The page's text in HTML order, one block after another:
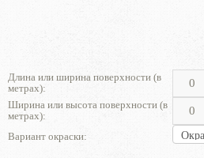
Длина или ширина поверхности (в
метрах):
Ширина или высота поверхности (в
метрах):
Вариант окраски: